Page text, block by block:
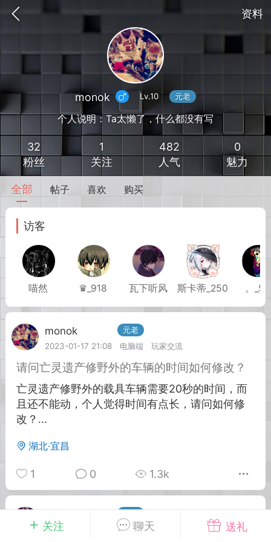
资料
我的钱包 道具 排行榜
MOD下载 攻略教程 联机招募
大人
02-10 15:45
卖挂
禁止发布联机可用的作弊模组，
作弊模组的发布规范近期收到一些信息
作弊模组在联机服务器使用,为了维护游
环境，中文网特此发布以下声明，规范
模组的发布行为：1. *...
2.21w
大人
Lv.8
关注 聊天 送礼
monok Lv.10 元老
个人说明：Ta太懒了，什么都没有写
32
粉丝
1
关注
482
人气
0
魅力
全部 帖子 喜欢 购买
访客
喵然 ♛_918 瓦下听风 斯卡蒂_250 。_50
monok
元老
2023-01-17 21:08
电脑端 玩家交流
请问亡灵遗产修野外的车辆的时间如何修改？
亡灵遗产修野外的载具车辆需要20秒的时间，而
且还不能动，个人觉得时间有点长，请问如何修
改？...
湖北·宜昌
1 0 1.3k
monok
2022-12-17 21:16
电脑端 玩家交流